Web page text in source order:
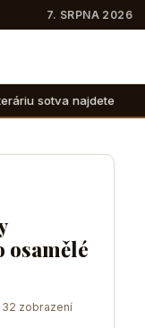
7. SRPNA 2026
osamělé
zobrazení